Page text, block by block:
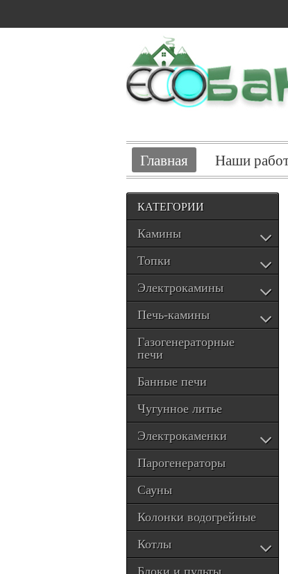
Главная Наши
КАТЕГОРИИ
Камины
Топки
Электрокамины
Печь-камины
Газогенераторные
печи
Банные печи
Чугунное литье
Электрокаменки
Парогенераторы
Сауны
Колонки водогрейные
Котлы
Блоки и пульты